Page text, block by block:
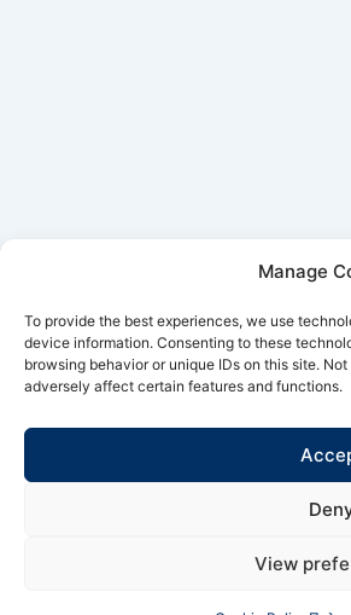
Manage
To provide the best experiences, we use
device information. Consenting to these
browsing behavior or unique IDs on this site.
adversely affect certain features and functions.
View